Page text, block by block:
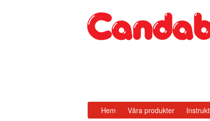
Hem Våra produkter